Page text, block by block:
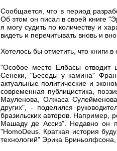
Сообщается, что в период
Об этом он писал в своей книге
я могу судить по количеству и
видеть и перечитывать вновь и
Хотелось бы отметить, что книги в
"Особое место Елбасы отводит
Сенеки, "Беседы у камина"
актуальные политические и
современная публицистика,
Мауленова, Олжаса
других", - поделился
бразильских авторов.
Машаду де Ассиз". Недавно он
"HomoDeus. Краткая история
технологий" Эрика